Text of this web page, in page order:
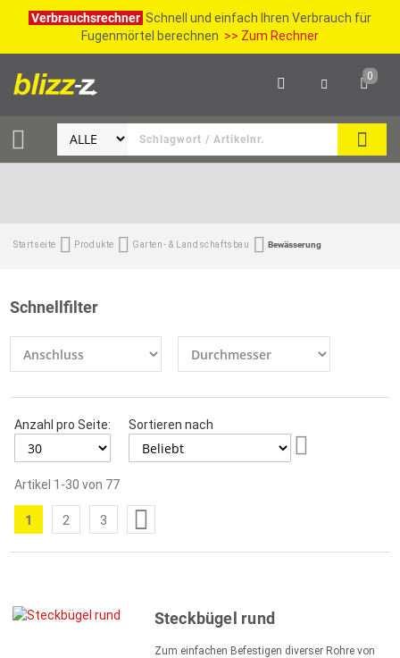
Verbrauchsrechner Schnell und einfach Ihren Verbrauch für
Fugenmörtel berechnen >> Zum Rechner
SUCHE
0
Startseite Produkte Garten- & Landschaftsbau Bewässerung
Schnellfilter
Anzahl pro Seite:
Sortieren nach
Artikel 1 -30 von 77
Sie
die
1 Seite
2 Seite
3
Steckbügel rund
Zum einfachen Befestigen diverser Rohre von